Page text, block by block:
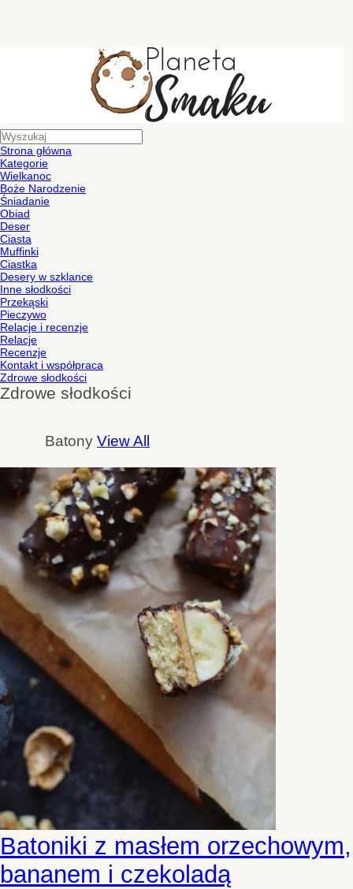
Strona główna
Kategorie
Wielkanoc
Boże Narodzenie
Śniadanie
Obiad
Deser
Ciasta
Muffinki
Ciastka
Desery w szklance
Inne słodkości
Przekąski
Pieczywo
Relacje i recenzje
Relacje
Recenzje
Kontakt i współpraca
Zdrowe słodkości
Zdrowe słodkości
Batony View All
Batoniki z masłem orzechowym,
bananem i czekoladą